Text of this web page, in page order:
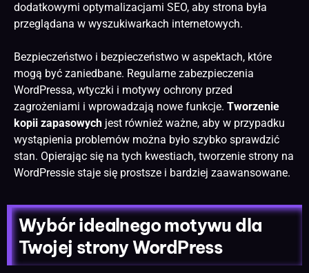
dodatkowymi optymalizacjami SEO, aby strona była
przeglądana w wyszukiwarkach internetowych.
Bezpieczeństwo i bezpieczeństwo w aspektach, które
mogą być zaniedbane. Regularne zabezpieczenia
WordPressa, wtyczki i motywy ochrony przed
zagrożeniami i wprowadzają nowe funkcje. Tworzenie
kopii zapasowych jest również ważne, aby w przypadku
wystąpienia problemów można było szybko sprawdzić
stan. Opierając się na tych kwestiach, tworzenie strony na
WordPressie staje się prostsze i bardziej zaawansowane.
Wybór idealnego motywu dla
Twojej strony WordPress